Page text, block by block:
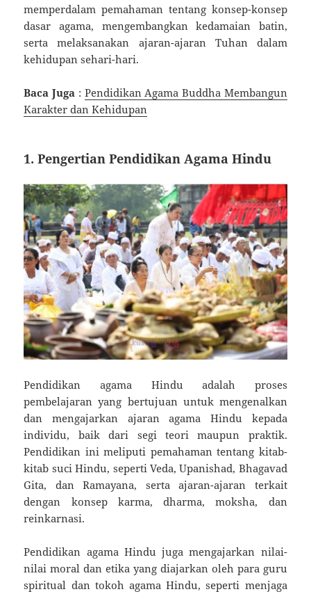
memperdalam pemahaman tentang konsep-konsep
dasar agama, mengembangkan kedamaian batin,
serta melaksanakan ajaran-ajaran Tuhan dalam
kehidupan sehari-hari.
Baca Juga : Pendidikan Agama Buddha Membangun
Karakter dan Kehidupan
1.Pengertian Pendidikan Agama Hindu
Pendidikan agama Hindu adalah proses
pembelajaran yang bertujuan untuk mengenalkan
dan mengajarkan ajaran agama Hindu kepada
individu, baik dari segi teori maupun praktik.
Pendidikan ini meliputi pemahaman tentang kitab-
kitab suci Hindu, seperti Veda, Upanishad, Bhagavad
Gita, dan Ramayana, serta ajaran-ajaran terkait
dengan konsep karma, dharma, moksha, dan
reinkarnasi.
Pendidikan agama Hindu juga mengajarkan nilai-
nilai moral dan etika yang diajarkan oleh para guru
spiritual dan tokoh agama Hindu, seperti menjaga